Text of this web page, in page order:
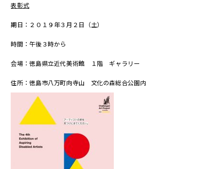
表彰式
期日：２０１９年３月２日（土）
時間：午後３時から
会場：徳島県立近代美術館 １階 ギャラリー
住所：徳島市八万町向寺山 文化の森総合公園内